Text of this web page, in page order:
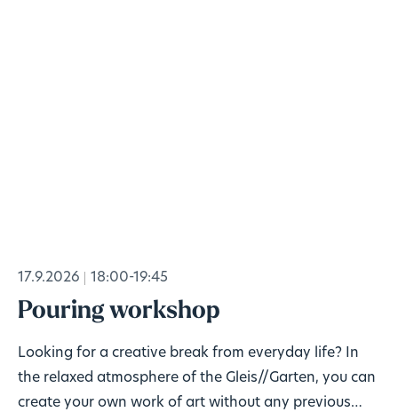
17.9.2026 18:00-19:45
Pouring workshop
Looking for a creative break from everyday life? In
the relaxed atmosphere of the Gleis//Garten, you can
create your own work of art without any previous